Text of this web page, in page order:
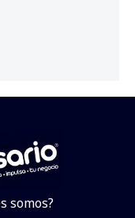
somos?